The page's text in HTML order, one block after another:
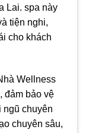
Lai. spa này
tiện nghi,
cho khách
Wellness
đảm bảo vệ
ngũ chuyên
chuyên sâu,